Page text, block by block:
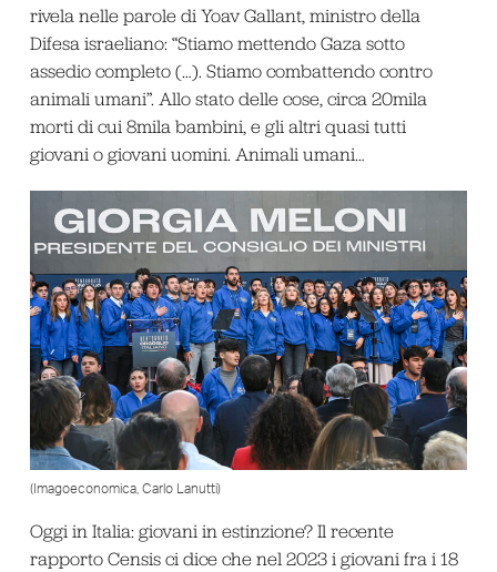
rivela nelle parole di Yoav Gallant, ministro della
Difesa israeliano: “Stiamo mettendo Gaza sotto
assedio completo (…). Stiamo combattendo contro
animali umani”. Allo stato delle cose, circa 20mila
morti di cui 8mila bambini, e gli altri quasi tutti
giovani o giovani uomini. Animali umani…
(Imagoeconomica, Carlo Lanutti)
Oggi in Italia: giovani in estinzione? Il recente
rapporto Censis ci dice che nel 2023 i giovani fra i 18